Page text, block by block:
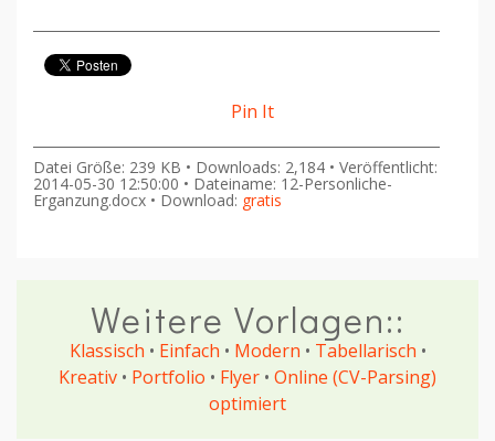
Pin It
Datei Größe: 239 KB • Downloads: 2,184 • Veröffentlicht:
2014-05-30 12:50:00 • Dateiname: 12-Personliche-
Erganzung.docx • Download: gratis
Weitere Vorlagen::
Klassisch • Einfach • Modern • Tabellarisch •
Kreativ • Portfolio • Flyer • Online (CV-Parsing)
optimiert